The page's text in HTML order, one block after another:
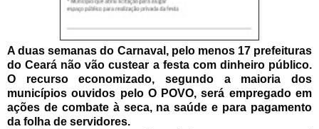
A duas semanas do Carnaval, pelo menos 17 prefeituras
do Ceará não vão custear a festa com dinheiro público.
O recurso economizado, segundo a maioria dos
municípios ouvidos pelo O POVO, será empregado em
ações de combate à seca, na saúde e para pagamento
da folha de servidores.